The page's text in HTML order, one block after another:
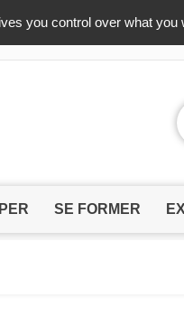
SE FORMER
you control over what you